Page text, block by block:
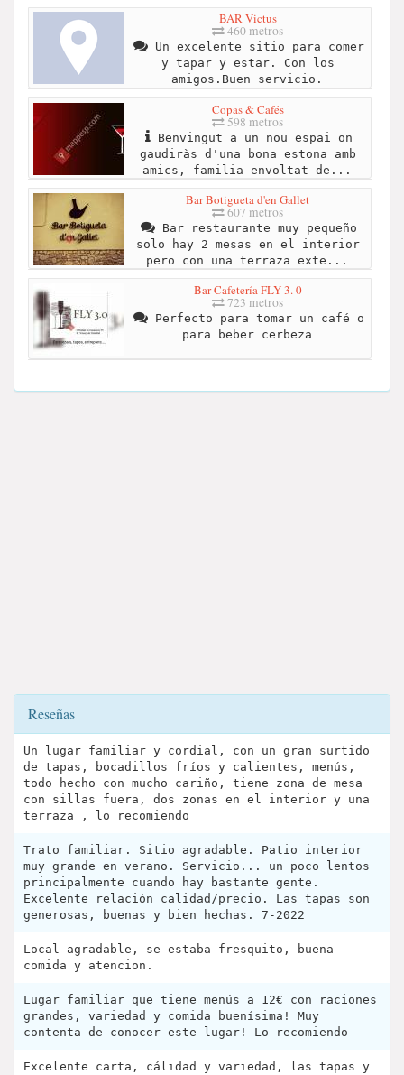
BAR Victus
460 metros
Un excelente sitio para comer
y tapar y estar. Con los
amigos.Buen servicio.
Copas & Cafés
598 metros
Benvingut a un nou espai on
gaudiràs d'una bona estona amb
amics, familia envoltat de...
Bar Botigueta d'en Gallet
607 metros
Bar restaurante muy pequeño
solo hay 2 mesas en el interior
pero con una terraza exte...
Bar Cafetería FLY 3. 0
723 metros
Perfecto para tomar un café o
para beber cerbeza
Reseñas
Un lugar familiar y cordial, con un gran surtido
de tapas, bocadillos fríos y calientes, menús,
todo hecho con mucho cariño, tiene zona de mesa
con sillas fuera, dos zonas en el interior y una
terraza , lo recomiendo
Trato familiar. Sitio agradable. Patio interior
muy grande en verano. Servicio... un poco lentos
principalmente cuando hay bastante gente.
Excelente relación calidad/precio. Las tapas son
generosas, buenas y bien hechas. 7-2022
Local agradable, se estaba fresquito, buena
comida y atencion.
Lugar familiar que tiene menús a 12€ con raciones
grandes, variedad y comida buenísima! Muy
contenta de conocer este lugar! Lo recomiendo
Excelente carta, cálidad y variedad, las tapas y